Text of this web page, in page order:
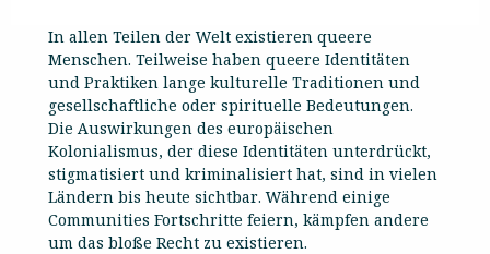
In allen Teilen der Welt existieren queere
Menschen. Teilweise haben queere Identitäten
und Praktiken lange kulturelle Traditionen und
gesellschaftliche oder spirituelle Bedeutungen.
Die Auswirkungen des europäischen
Kolonialismus, der diese Identitäten unterdrückt,
stigmatisiert und kriminalisiert hat, sind in vielen
Ländern bis heute sichtbar. Während einige
Communities Fortschritte feiern, kämpfen andere
um das bloße Recht zu existieren.